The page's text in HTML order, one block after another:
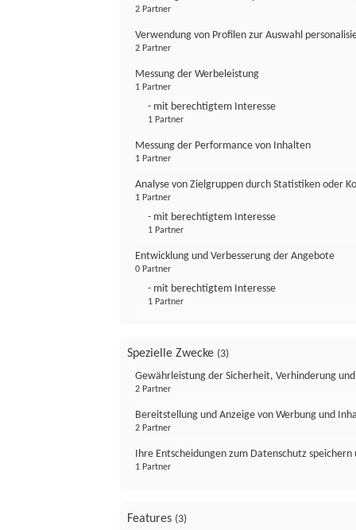
2 Partner
Verwendung von Profilen zur Auswahl
2 Partner
Messung der Werbeleistung
1 Partner
- mit berechtigtem Interesse
1 Partner
Messung der Performance von Inhalten
1 Partner
Analyse von Zielgruppen durch Statistiken oder
1 Partner
- mit berechtigtem Interesse
1 Partner
Entwicklung und Verbesserung der Angebote
0 Partner
- mit berechtigtem Interesse
1 Partner
Spezielle Zwecke (3)
Gewährleistung der Sicherheit, Verhinderung
2 Partner
Bereitstellung und Anzeige von Werbung und
2 Partner
Ihre Entscheidungen zum Datenschutz
1 Partner
Features (3)